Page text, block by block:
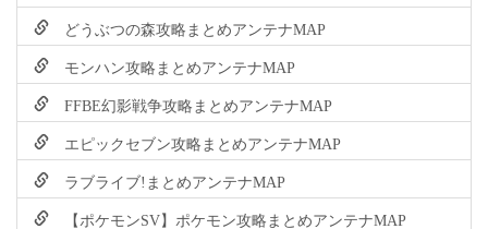
どうぶつの森攻略まとめアンテナMAP
モンハン攻略まとめアンテナMAP
FFBE幻影戦争攻略まとめアンテナMAP
エピックセブン攻略まとめアンテナMAP
ラブライブ!まとめアンテナMAP
【ポケモンSV】ポケモン攻略まとめアンテナMAP